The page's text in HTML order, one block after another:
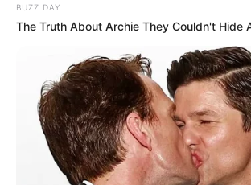
BUZZ DAY
The Truth About Archie They Couldn't Hide